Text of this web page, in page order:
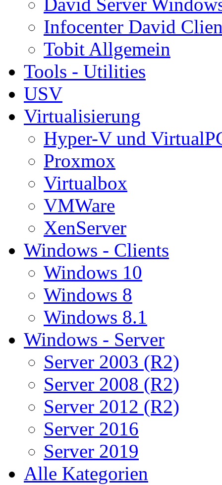
David Server
Infocenter David
Tobit Allgemein
Tools - Utilities
USV
Virtualisierung
Hyper-V und
Proxmox
Virtualbox
VMWare
XenServer
Windows - Clients
Windows 10
Windows 8
Windows 8.1
Windows - Server
Server 2003 (R2)
Server 2008 (R2)
Server 2012 (R2)
Server 2016
Server 2019
Alle Kategorien